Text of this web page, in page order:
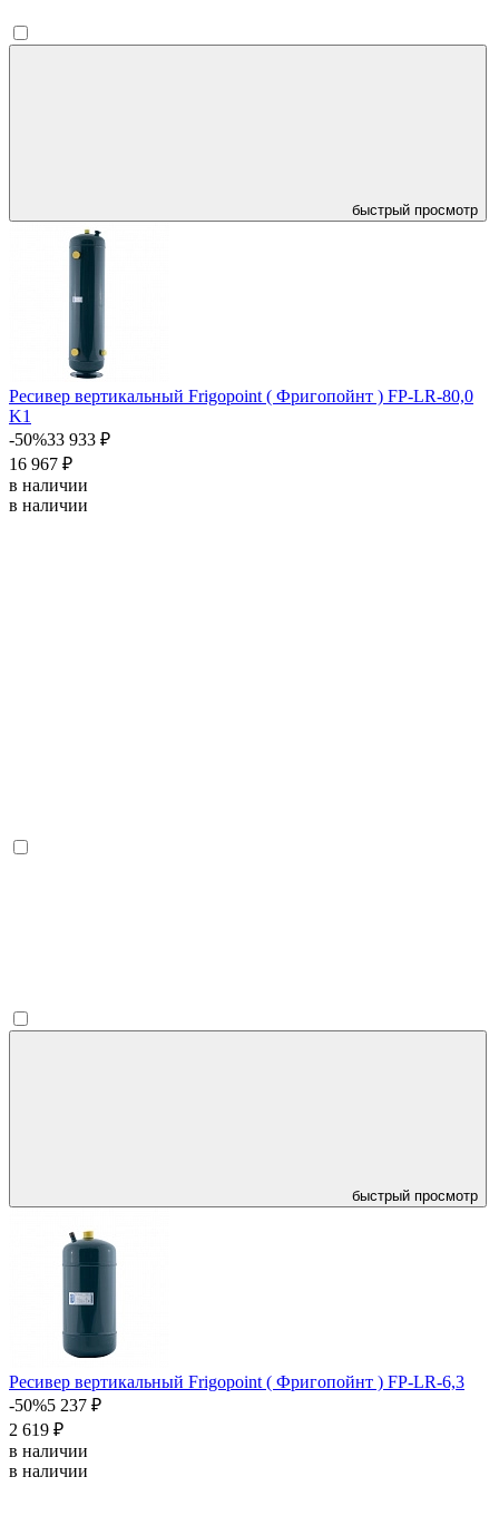
быстрый просмотр
Ресивер вертикальный Frigopoint ( Фригопойнт ) FP-LR-80,0
K1
-50%33 933 ₽
16 967 ₽
в наличии
в наличии
быстрый просмотр
Ресивер вертикальный Frigopoint ( Фригопойнт ) FP-LR-6,3
-50%5 237 ₽
2 619 ₽
в наличии
в наличии